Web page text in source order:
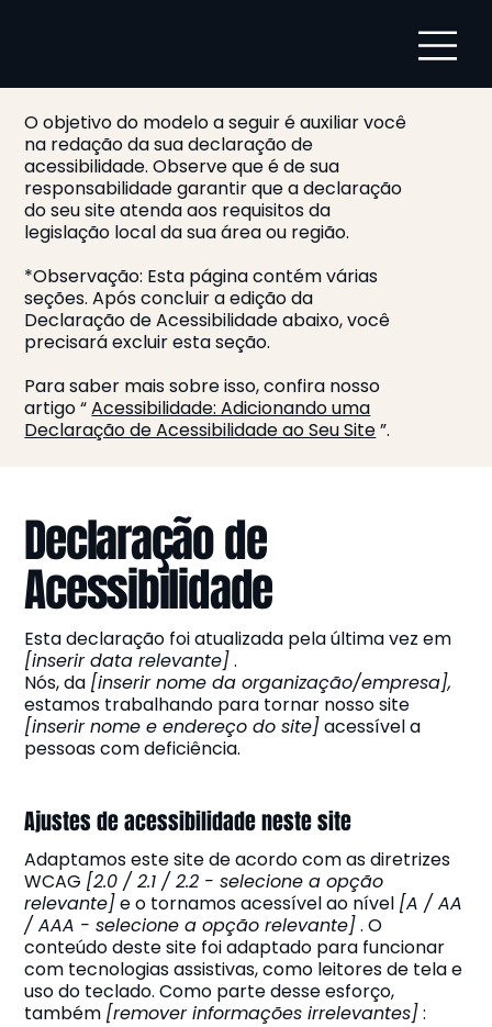
O objetivo do modelo a seguir é auxiliar você
na redação da sua declaração de
acessibilidade. Observe que é de sua
responsabilidade garantir que a declaração
do seu site atenda aos requisitos da
legislação local da sua área ou região.
*Observação: Esta página contém várias
seções. Após concluir a edição da
Declaração de Acessibilidade abaixo, você
precisará excluir esta seção.
Para saber mais sobre isso, confira nosso
artigo “Acessibilidade: Adicionando uma
Declaração de Acessibilidade ao Seu Site”.
Declaração de
Acessibilidade
Esta declaração foi atualizada pela última vez em
[inserir data relevante].
Nós, da [inserir nome da organização/empresa],
estamos trabalhando para tornar nosso site
[inserir nome e endereço do site]acessível a
pessoas com deficiência.
Ajustes de acessibilidade neste site
Adaptamos este site de acordo com as diretrizes
WCAG [2.0 / 2.1 / 2.2 - selecione a opção
relevante]e o tornamos acessível ao nível [A / AA
/ AAA - selecione a opção relevante]. O
conteúdo deste site foi adaptado para funcionar
com tecnologias assistivas, como leitores de tela e
uso do teclado. Como parte desse esforço,
também [remover informações irrelevantes]: